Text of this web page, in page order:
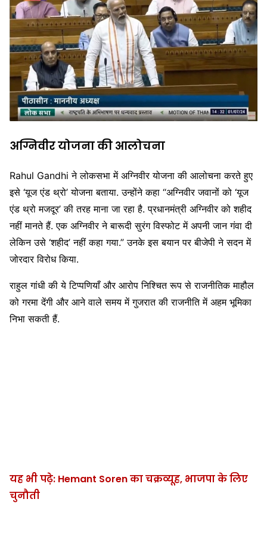
अग्निवीर योजना की आलोचना
Rahul Gandhi ने लोकसभा में अग्निवीर योजना की आलोचना करते हुए
इसे ‘यूज एंड थ्रो’ योजना बताया. उन्होंने कहा “अग्निवीर जवानों को ‘यूज
एंड थ्रो मजदूर’ की तरह माना जा रहा है. प्रधानमंत्री अग्निवीर को शहीद
नहीं मानते हैं. एक अग्निवीर ने बारूदी सुरंग विस्फोट में अपनी जान गंवा दी
लेकिन उसे ‘शहीद’ नहीं कहा गया.” उनके इस बयान पर बीजेपी ने सदन में
जोरदार विरोध किया.
राहुल गांधी की ये टिप्पणियाँ और आरोप निश्चित रूप से राजनीतिक माहौल
को गरमा देंगी और आने वाले समय में गुजरात की राजनीति में अहम भूमिका
निभा सकती हैं.
यह भी पढ़े: Hemant Soren का चक्रव्यूह, भाजपा के लिए
चुनौती